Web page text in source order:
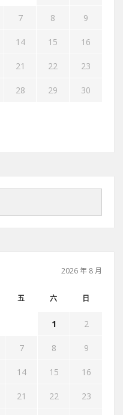
7 8 9
14 15 16
21 22 23
28 29 30
2026 年 8 月
五 六 日
1 2
7 8 9
14 15 16
21 22 23